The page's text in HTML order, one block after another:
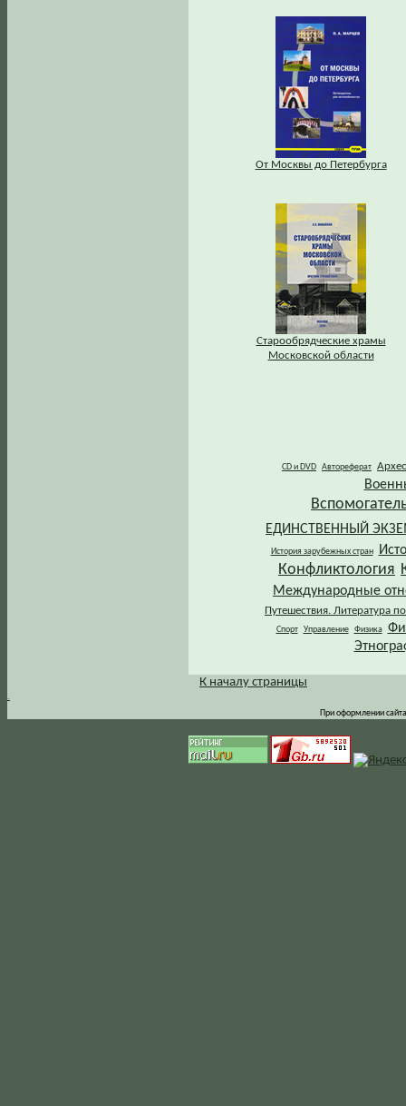
От Москвы до Петербурга
Старообрядческие храмы
Московской области
CD и DVD Автореферат
ЕДИНСТВЕННЫЙ
История зарубежных стран
Конфликтология
Международные
Путешествия. Литература
Спорт Управление Физика
.
К началу страницы
При оформлении